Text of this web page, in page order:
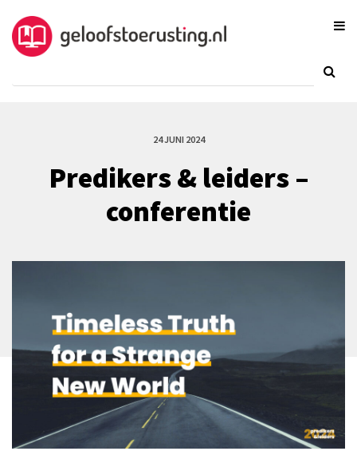
24 JUNI 2024
Predikers & leiders –
conferentie